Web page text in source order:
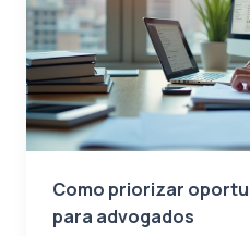
Como priorizar
para advogados